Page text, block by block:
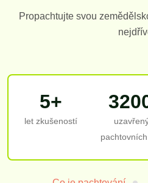
Propachtujte svou
5+
let zkušeností